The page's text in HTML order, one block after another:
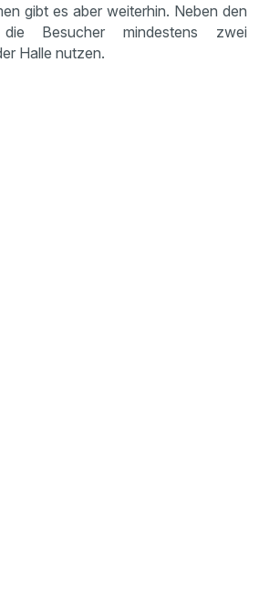
gibt es aber weiterhin. Neben den
Besucher mindestens zwei
Halle nutzen.